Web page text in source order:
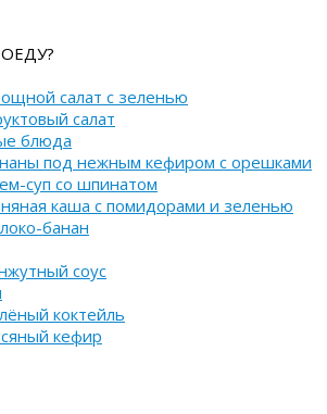
салат с зеленью
салат
блюда
под нежным кефиром с орешками
суп со шпинатом
каша с помидорами и зеленью
банан
соус
коктейль
кефир